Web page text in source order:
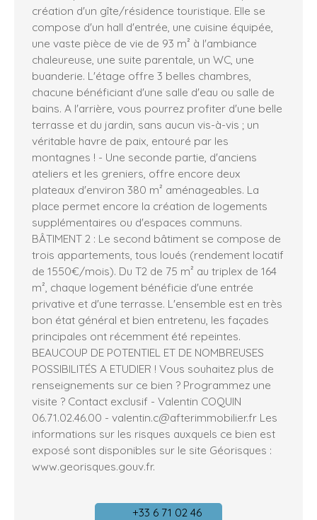
création d'un gîte/résidence touristique. Elle se
compose d'un hall d'entrée, une cuisine équipée,
une vaste pièce de vie de 93 m² à l'ambiance
chaleureuse, une suite parentale, un WC, une
buanderie. L'étage offre 3 belles chambres,
chacune bénéficiant d'une salle d'eau ou salle de
bains. A l'arrière, vous pourrez profiter d'une belle
terrasse et du jardin, sans aucun vis-à-vis ; un
véritable havre de paix, entouré par les
montagnes ! - Une seconde partie, d'anciens
ateliers et les greniers, offre encore deux
plateaux d'environ 380 m² aménageables. La
place permet encore la création de logements
supplémentaires ou d'espaces communs.
BÂTIMENT 2 : Le second bâtiment se compose de
trois appartements, tous loués (rendement locatif
de 1550€/mois). Du T2 de 75 m² au triplex de 164
m², chaque logement bénéficie d'une entrée
privative et d'une terrasse. L'ensemble est en très
bon état général et bien entretenu, les façades
principales ont récemment été repeintes.
BEAUCOUP DE POTENTIEL ET DE NOMBREUSES
POSSIBILITÉS A ETUDIER ! Vous souhaitez plus de
renseignements sur ce bien ? Programmez une
visite ? Contact exclusif - Valentin COQUIN
06.71.02.46.00 - valentin.c@afterimmobilier.fr Les
informations sur les risques auxquels ce bien est
exposé sont disponibles sur le site Géorisques :
www.georisques.gouv.fr.
+33 6 71 02 46